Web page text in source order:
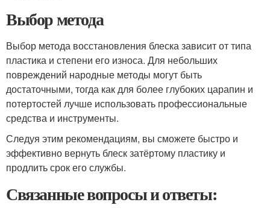
Выбор метода
Выбор метода восстановления блеска зависит от типа
пластика и степени его износа. Для небольших
повреждений народные методы могут быть
достаточными, тогда как для более глубоких царапин и
потертостей лучше использовать профессиональные
средства и инструменты.
Следуя этим рекомендациям, вы сможете быстро и
эффективно вернуть блеск затёртому пластику и
продлить срок его службы.
Связанные вопросы и ответы: